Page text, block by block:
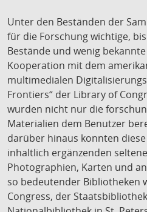
Unter den Beständen der
für die Forschung wichtige,
Bestände und wenig
Kooperation mit dem
multimedialen
Frontiers“ der Library of
wurden nicht nur die
Materialien dem Benutzer
darüber hinaus konnten
inhaltlich ergänzenden
Photographien, Karten und
so bedeutender Bibliotheken
Congress, der